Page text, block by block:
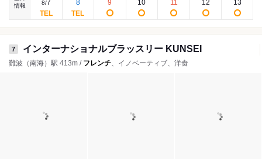
情報
8/7 8 9 10 11 12 13
7 インターナショナルブラッスリー KUNSEI
難波（南海）駅 413m / フレンチ、イノベーティブ、洋食